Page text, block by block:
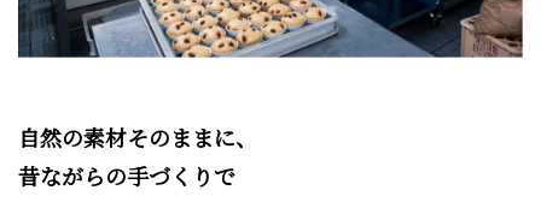
自然の素材そのままに、
昔ながらの手づくりで